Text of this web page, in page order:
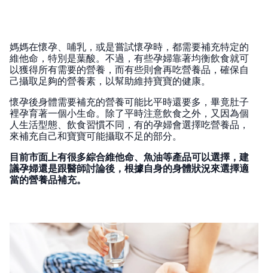
媽媽在懷孕、哺乳，或是嘗試懷孕時，都需要補充特定的
維他命，特別是葉酸。不過，有些孕婦靠著均衡飲食就可
以獲得所有需要的營養，而有些則會再吃營養品，確保自
己攝取足夠的營養素，以幫助維持寶寶的健康。
懷孕後身體需要補充的營養可能比平時還要多，畢竟肚子
裡孕育著一個小生命。除了平時注意飲食之外，又因為個
人生活型態、飲食習慣不同，有的孕婦會選擇吃營養品，
來補充自己和寶寶可能攝取不足的部分。
目前市面上有很多綜合維他命、魚油等產品可以選擇，建
議孕婦還是跟醫師討論後，根據自身的身體狀況來選擇適
當的營養品補充。